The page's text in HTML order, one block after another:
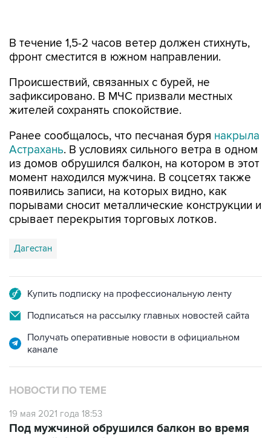
Происшествий, связанных с бурей, не
жителей сохранять спокойствие.
Ранее сообщалось, что песчаная буря
из домов обрушился балкон, на котором в этот
момент находился мужчина. В соцсетях также
появились записи, на которых видно, как
порывами сносит металлические конструкции и
срывает перекрытия торговых лотков.
Дагестан
Подписаться на рассылку главных новостей сайта
Получать оперативные новости в официальном
НОВОСТИ ПО ТЕМЕ
19 мая 2021 года 18:53
пыльной бури в Астрахани